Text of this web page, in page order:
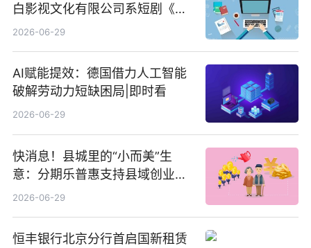
白影视文化有限公司系短剧《风
声之双生谜局》的出品方 热门看
2026-06-29
AI赋能提效：德国借力人工智能
破解劳动力短缺困局|即时看
2026-06-29
快消息！县城里的“小而美”生
意：分期乐普惠支持县域创业者
扎根生长
2026-06-29
恒丰银行北京分行首启国新租赁